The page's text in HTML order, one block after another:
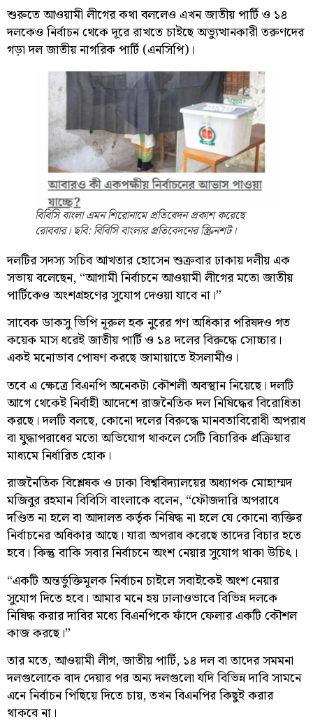
শুরুতে আওয়ামী লীগের কথা বললেও এখন জাতীয় পার্টি ও ১৪
দলকেও নির্বাচন থেকে দূরে রাখতে চাইছে অভ্যুত্থানকারী তরুণদের
গড়া দল জাতীয় নাগরিক পার্টি (এনসিপি)।
বিবিসি বাংলা এমন শিরোনামে প্রতিবেদন প্রকাশ করেছে
রোববার। ছবি: বিবিসি বাংলার প্রতিবেদনের স্ক্রিনশট।
দলটির সদস্য সচিব আখতার হোসেন শুক্রবার ঢাকায় দলীয় এক
সভায় বলেছেন, “আগামী নির্বাচনে আওয়ামী লীগের মতো জাতীয়
পার্টিকেও অংশগ্রহণের সুযোগ দেওয়া যাবে না।”
সাবেক ডাকসু ভিপি নূরুল হক নুরের গণ অধিকার পরিষদও গত
কয়েক মাস ধরেই জাতীয় পার্টি ও ১৪ দলের বিরুদ্ধে সোচ্চার।
একই মনোভাব পোষণ করছে জামায়াতে ইসলামীও।
তবে এ ক্ষেত্রে বিএনপি অনেকটা কৌশলী অবস্থান নিয়েছে। দলটি
আগে থেকেই নির্বাহী আদেশে রাজনৈতিক দল নিষিদ্ধের বিরোধিতা
করছে। দলটি বলছে, কোনো দলের বিরুদ্ধে মানবতাবিরোধী অপরাধ
বা যুদ্ধাপরাধের মতো অভিযোগ থাকলে সেটি বিচারিক প্রক্রিয়ার
মাধ্যমে নির্ধারিত হোক।
রাজনৈতিক বিশ্লেষক ও ঢাকা বিশ্ববিদ্যালয়ের অধ্যাপক মোহাম্মদ
মজিবুর রহমান বিবিসি বাংলাকে বলেন, “ফৌজদারি অপরাধে
দণ্ডিত না হলে বা আদালত কর্তৃক নিষিদ্ধ না হলে যে কোনো ব্যক্তির
নির্বাচনের অধিকার আছে। যারা অপরাধ করেছে তাদের বিচার হতে
হবে। কিন্তু বাকি সবার নির্বাচনে অংশ নেয়ার সুযোগ থাকা উচিৎ।
“একটি অন্তর্ভুক্তিমূলক নির্বাচন চাইলে সবাইকেই অংশ নেয়ার
সুযোগ দিতে হবে। আমার মনে হয় ঢালাওভাবে বিভিন্ন দলকে
নিষিদ্ধ করার দাবির মধ্যে বিএনপিকে ফাঁদে ফেলার একটি কৌশল
কাজ করছে।”
তার মতে, আওয়ামী লীগ, জাতীয় পার্টি, ১৪ দল বা তাদের সমমনা
দলগুলোকে বাদ দেয়ার পর অন্য দলগুলো যদি বিভিন্ন দাবি সামনে
এনে নির্বাচন পিছিয়ে দিতে চায়, তখন বিএনপির কিছুই করার
থাকবে না।